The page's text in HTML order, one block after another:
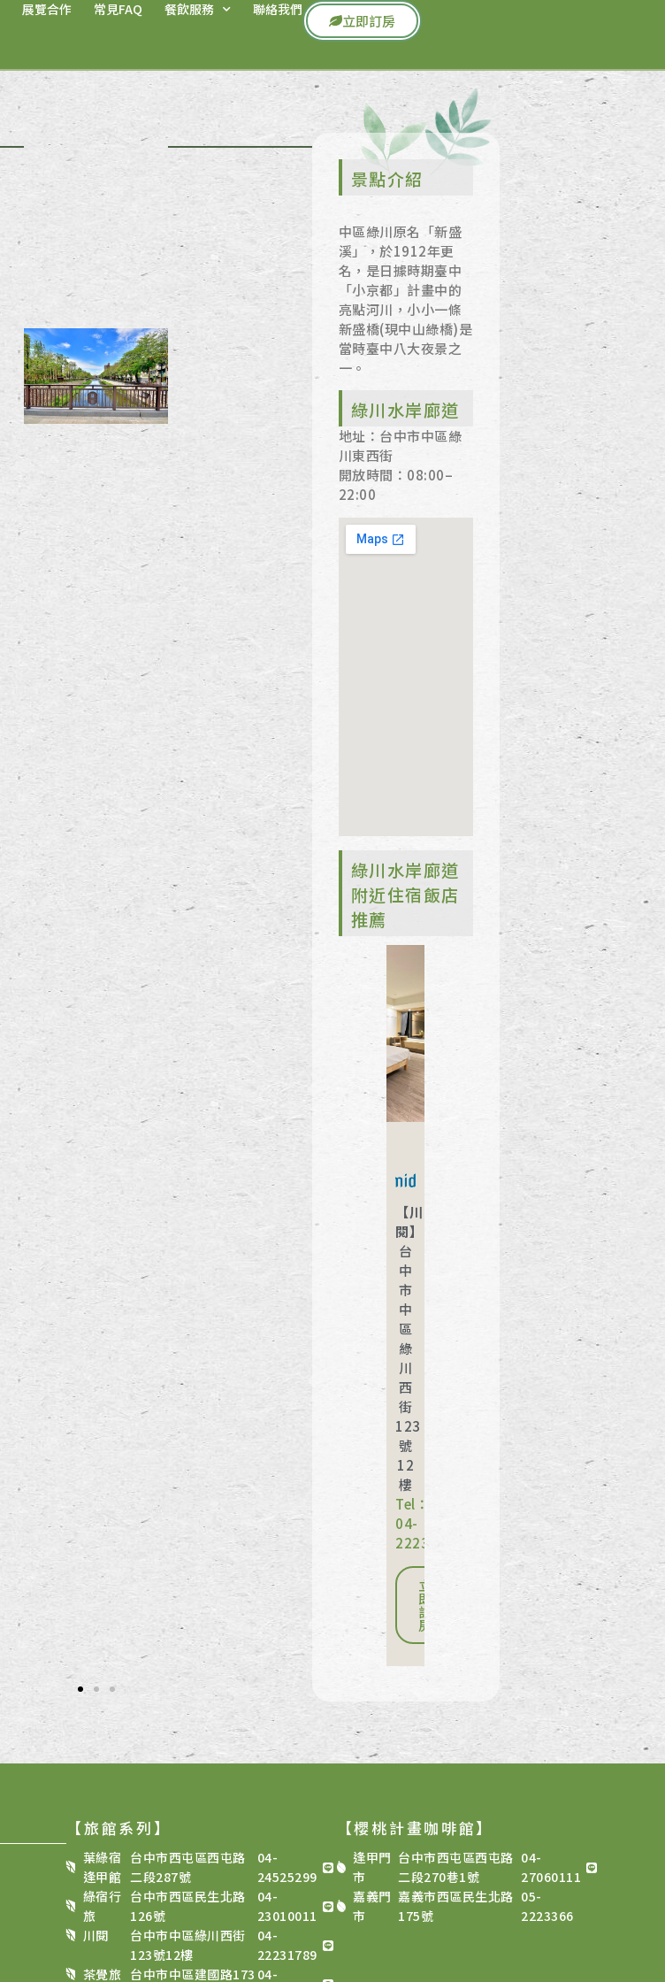
展覽合作 常見FAQ 餐飲服務 聯絡我們
立即訂房
景點介紹
中區綠川原名「新盛
溪」，於1912年更
名，是日據時期臺中
「小京都」計畫中的
亮點河川，小小一條
新盛橋(現中山綠橋)是
當時臺中八大夜景之
一。
綠川水岸廊道
地址：台中市中區綠
川東西街
開放時間：08:00–
22:00
綠川水岸廊道
附近住宿飯店
推薦
【川
閱】
台
中
市
中
區
綠
川
西
街
123
號
12
樓
Tel：
04-
22231789
立
即
訂
房
【旅館系列】
葉綠宿
逢甲館
台中市西屯區西屯路
二段287號
04-
24525299
綠宿行
旅
台中市西區民生北路
126號
04-
23010011
川閱
台中市中區綠川西街
123號12樓
04-
22231789
茶覺旅 台中市中區建國路173 04-
【櫻桃計畫咖啡館】
逢甲門
市
台中市西屯區西屯路
二段270巷1號
04-
27060111
嘉義門
市
嘉義市西區民生北路
175號
05-
2223366